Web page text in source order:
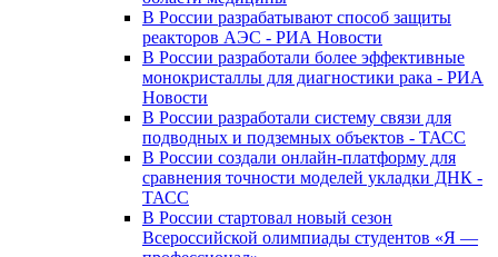
В России разрабатывают способ защиты
реакторов АЭС - РИА Новости
В России разработали более эффективные
монокристаллы для диагностики рака - РИА
Новости
В России разработали систему связи для
подводных и подземных объектов - ТАСС
В России создали онлайн-платформу для
сравнения точности моделей укладки ДНК -
ТАСС
В России стартовал новый сезон
Всероссийской олимпиады студентов «Я —